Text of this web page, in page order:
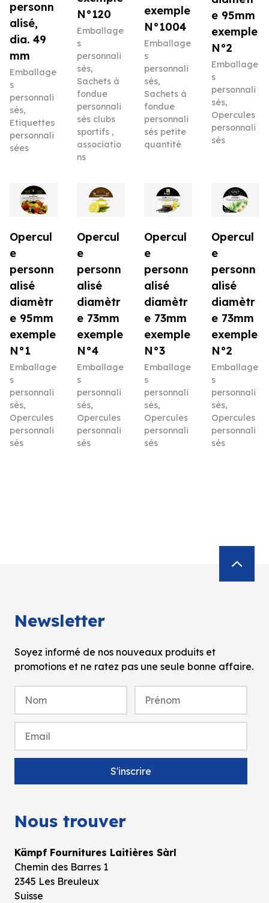
personn
alisé,
dia. 49
mm
Emballage
s
personnali
sés,
Etiquettes
personnali
sées
N°120
Emballage
s
personnali
sés,
Sachets à
fondue
personnali
sés clubs
sportifs ,
associatio
ns
exemple
N°1004
Emballage
s
personnali
sés,
Sachets à
fondue
personnali
sés petite
quantité
e 95mm
exemple
N°2
Emballage
s
personnali
sés,
Opercules
personnali
sés
Opercul
e
personn
alisé
diamètr
e 95mm
exemple
N°1
Emballage
s
personnali
sés,
Opercules
personnali
sés
Opercul
e
personn
alisé
diamètr
e 73mm
exemple
N°4
Emballage
s
personnali
sés,
Opercules
personnali
sés
Opercul
e
personn
alisé
diamètr
e 73mm
exemple
N°3
Emballage
s
personnali
sés,
Opercules
personnali
sés
Opercul
e
personn
alisé
diamètr
e 73mm
exemple
N°2
Emballage
s
personnali
sés,
Opercules
personnali
sés
Newsletter
Soyez informé de nos nouveaux produits et
promotions et ne ratez pas une seule bonne affaire.
Nous trouver
Kämpf Fournitures Laitières Sàrl
Chemin des Barres 1
2345 Les Breuleux
Suisse